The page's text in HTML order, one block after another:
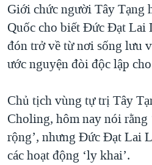
GIÁO DỤC
CÁC GIÁ TRỊ CỘNG HÒA Ở
THƯỢNG ĐỈNH TRUMP-KIM
TRỊNH VĨNH BÌNH VS. CHÍNH
BÊN KIA QUỐC LỘ: TIẾNG
Giới chức người Tây Tạng
Quốc cho biết Đức Đạt Lai
đón trở về từ nơi sống lưu
ước nguyện đòi độc lập
Chủ tịch vùng tự trị Tây
Choling, hôm nay nói rằng
rộng’, nhưng Đức Đạt Lai
các hoạt động ‘ly khai’.